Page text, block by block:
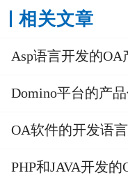
相关文章
Asp语言开发的
Domino平台的产
OA软件的开发语
PHP和JAVA开发